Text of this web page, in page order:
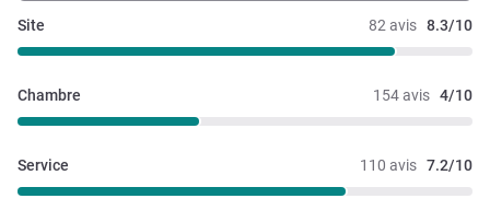
82 avis 8.3/10
Site
154 avis 4/10
Chambre
110 avis 7.2/10
Service